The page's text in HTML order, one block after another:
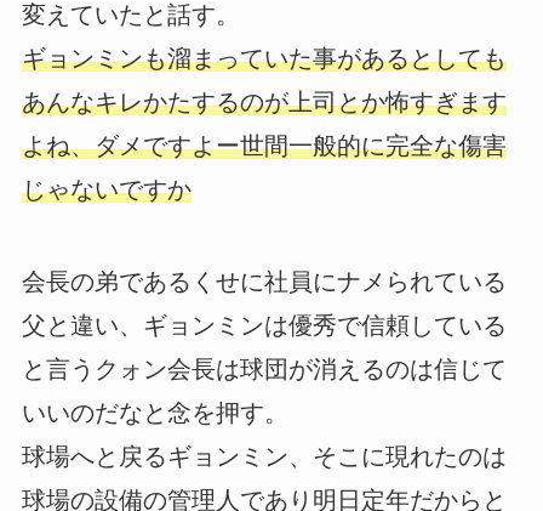
変えていたと話す。
ギョンミンも溜まっていた事があるとしても
あんなキレかたするのが上司とか怖すぎます
よね、ダメですよー世間一般的に完全な傷害
じゃないですか
会長の弟であるくせに社員にナメられている
父と違い、ギョンミンは優秀で信頼している
と言うクォン会長は球団が消えるのは信じて
いいのだなと念を押す。
球場へと戻るギョンミン、そこに現れたのは
球場の設備の管理人であり明日定年だからと